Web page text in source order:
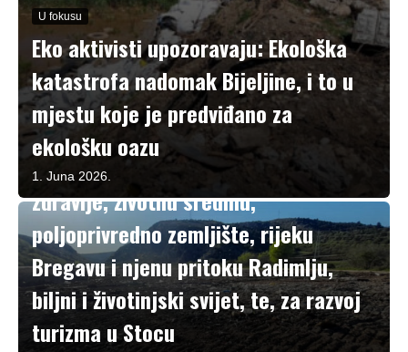
U fokusu
Eko aktivisti upozoravaju: Ekološka
katastrofa nadomak Bijeljine, i to u
mjestu koje je predviđano za
ekološku oazu
1. Juna 2026.
Aktivizam
Uklonjenja ozbiljna prijetnja za
zdravlje, životnu sredinu,
poljoprivredno zemljište, rijeku
Bregavu i njenu pritoku Radimlju,
biljni i životinjski svijet, te, za razvoj
turizma u Stocu
Aktivizam
Nekategorisano